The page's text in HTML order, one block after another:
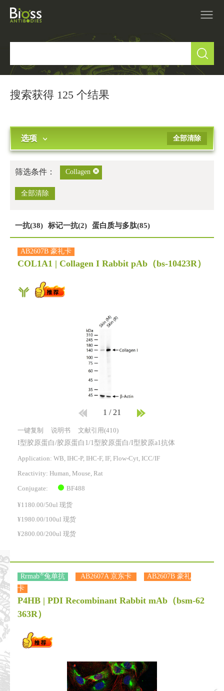
技术支持
搜索获得 125 个结果
选项 全部清除
筛选条件： Collagen
全部清除
一抗(38) 标记一抗(2) 蛋白质与多肽(85)
AB2607B 豪礼卡
COL1A1 | Collagen I Rabbit pAb （bs-10423R）
1 /21
一键复制 说明书 文献引用(410)
I型胶原蛋白/胶原蛋白1/1型胶原蛋白/I型胶原a1抗体
Application: WB, IHC-P, IHC-F, IF, Flow-Cyt, ICC/IF
Reactivity: Human, Mouse, Rat
Conjugate: BF488
¥1180.00/50ul 现货
¥1980.00/100ul 现货
¥2800.00/200ul 现货
Rrmab®兔单抗 AB2607A 京东卡
AB2607B 豪礼
卡
P4HB | PDI Recombinant Rabbit mAb （bsm-62
363R）